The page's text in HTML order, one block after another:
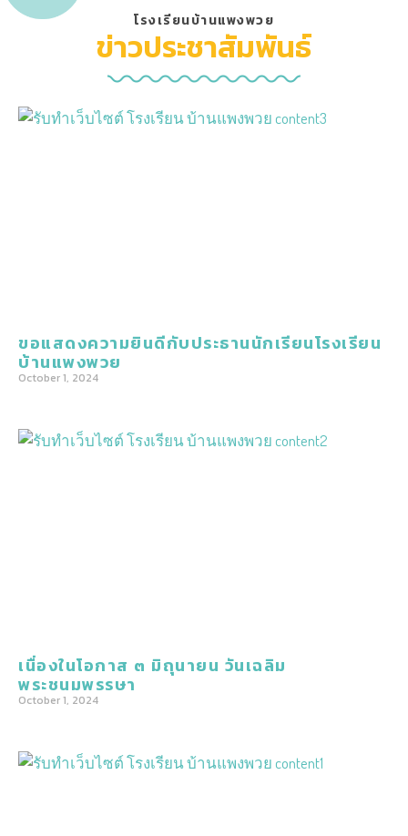
โรงเรียนบ้านแพงพวย
ข่าวประชาสัมพันธ์
ขอแสดงความยินดีกับประธานนักเรียนโรงเรียน
บ้านแพงพวย
October 1, 2024
เนื่องในโอกาส ๓ มิถุนายน วันเฉลิม
พระชนมพรรษา
October 1, 2024